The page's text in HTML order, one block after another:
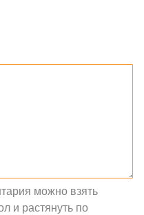
можно взять
и растянуть по